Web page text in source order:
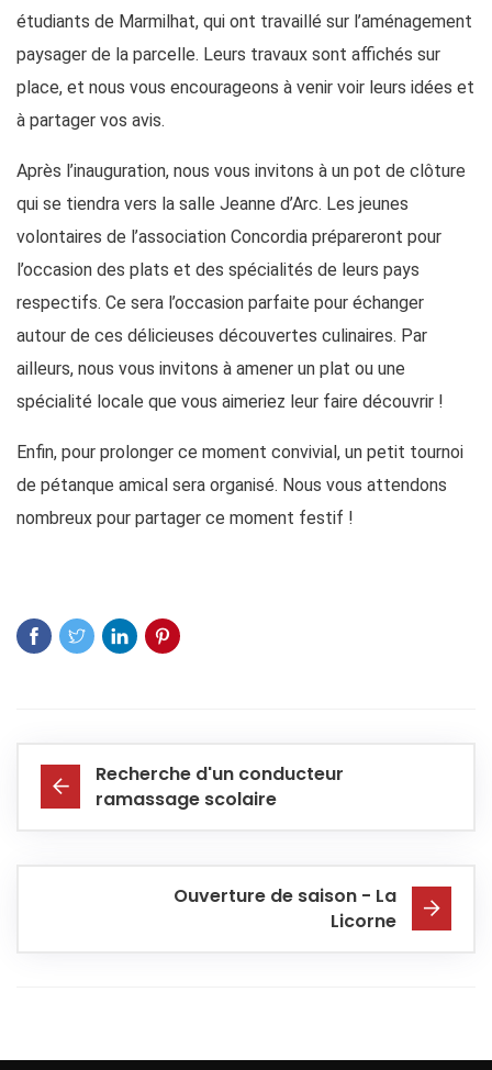
étudiants de Marmilhat, qui ont travaillé sur l’aménagement
paysager de la parcelle. Leurs travaux sont affichés sur
place, et nous vous encourageons à venir voir leurs idées et
à partager vos avis.
Après l’inauguration, nous vous invitons à un pot de clôture
qui se tiendra vers la salle Jeanne d’Arc. Les jeunes
volontaires de l’association Concordia prépareront pour
l’occasion des plats et des spécialités de leurs pays
respectifs. Ce sera l’occasion parfaite pour échanger
autour de ces délicieuses découvertes culinaires. Par
ailleurs, nous vous invitons à amener un plat ou une
spécialité locale que vous aimeriez leur faire découvrir !
Enfin, pour prolonger ce moment convivial, un petit tournoi
de pétanque amical sera organisé. Nous vous attendons
nombreux pour partager ce moment festif !
Recherche d'un conducteur
ramassage scolaire
Ouverture de saison - La
Licorne